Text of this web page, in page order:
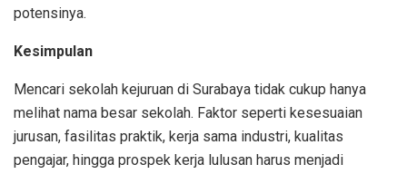
potensinya.
Kesimpulan
Mencari sekolah kejuruan di Surabaya tidak cukup hanya
melihat nama besar sekolah. Faktor seperti kesesuaian
jurusan, fasilitas praktik, kerja sama industri, kualitas
pengajar, hingga prospek kerja lulusan harus menjadi